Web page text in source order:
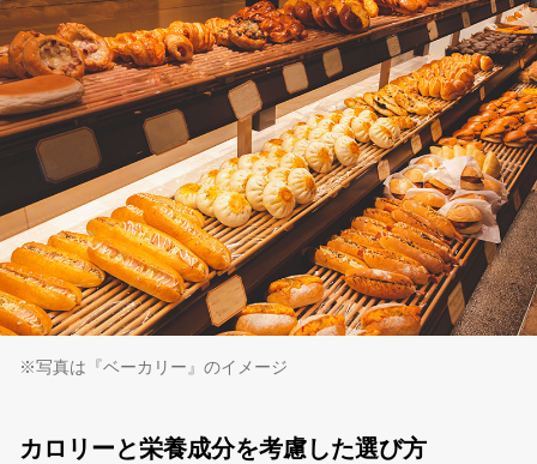
※写真は『ベーカリー』のイメージ
カロリーと栄養成分を考慮した選び方